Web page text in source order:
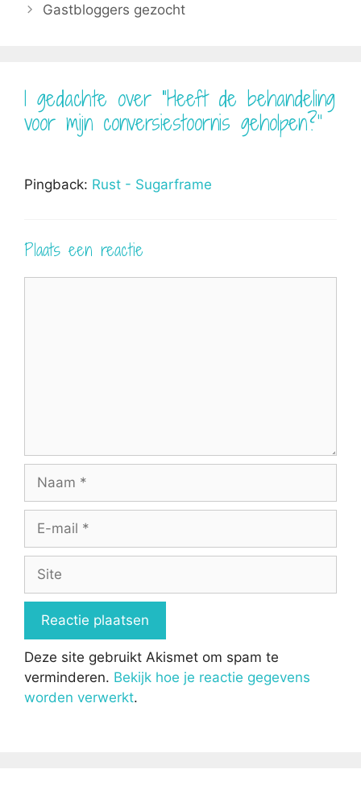
Gastbloggers gezocht
1 gedachte over “Heeft de behandeling
voor mijn conversiestoornis geholpen?”
Pingback: Rust - Sugarframe
Plaats een reactie
mail
Deze site gebruikt Akismet om spam te
verminderen. Bekijk hoe je reactie gegevens
worden verwerkt.